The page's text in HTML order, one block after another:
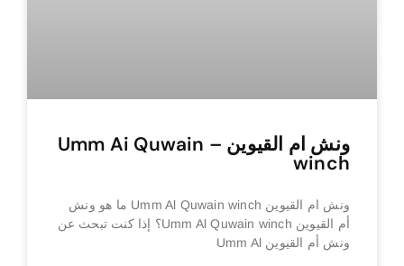
ونش ام القيوين – Umm Ai Quwain
winch
ونش ام القيوين Umm Al Quwain winch ما هو ونش
أم القيوين Umm Al Quwain winch؟ إذا كنت تبحث عن
ونش أم القيوين Umm Al